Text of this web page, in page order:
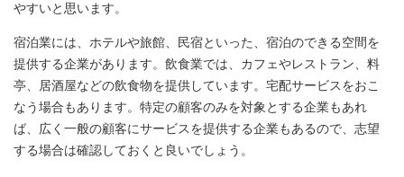
やすいと思います。
宿泊業には、ホテルや旅館、民宿といった、宿泊のできる空間を
提供する企業があります。飲食業では、カフェやレストラン、料
亭、居酒屋などの飲食物を提供しています。宅配サービスをおこ
なう場合もあります。特定の顧客のみを対象とする企業もあれ
ば、広く一般の顧客にサービスを提供する企業もあるので、志望
する場合は確認しておくと良いでしょう。